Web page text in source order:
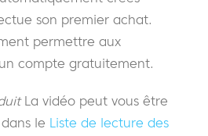
son premier achat.
permettre aux
compte gratuitement.
La vidéo peut vous être
le Liste de lecture des